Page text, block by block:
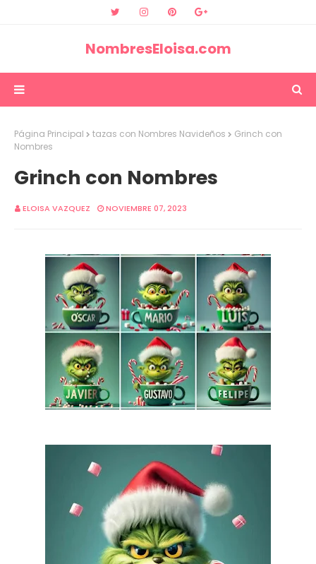
NombresEloisa.com
Página Principal tazas con Nombres Navideños
Grinch con
Nombres
Grinch con Nombres
ELOISA VAZQUEZ NOVIEMBRE 07, 2023